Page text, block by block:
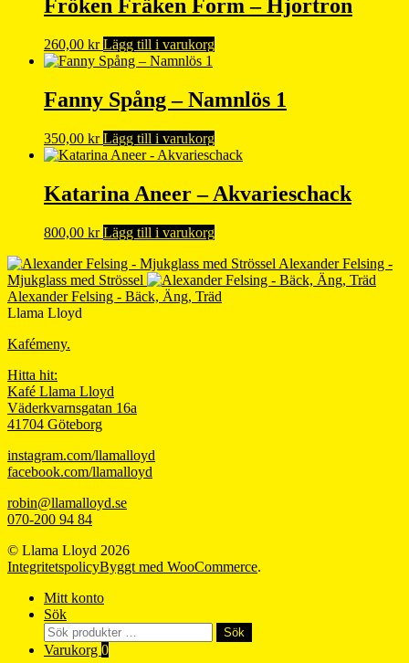
Fröken Fräken Form – Hjortron
260,00 kr Lägg till i varukorg
Fanny Spång – Namnlös 1
350,00 kr Lägg till i varukorg
Katarina Aneer – Akvarieschack
800,00 kr Lägg till i varukorg
Alexander Felsing -
Mjukglass med Strössel
Alexander Felsing - Bäck, Äng, Träd
Llama Lloyd
Kafémeny.
Hitta hit:
Kafé Llama Lloyd
Väderkvarnsgatan 16a
41704 Göteborg
instagram.com/llamalloyd
facebook.com/llamalloyd
robin@llamalloyd.se
070-200 94 84
© Llama Lloyd 2026
IntegritetspolicyByggt med WooCommerce.
Mitt konto
Sök
Sök
efter:
Sök
Varukorg 0